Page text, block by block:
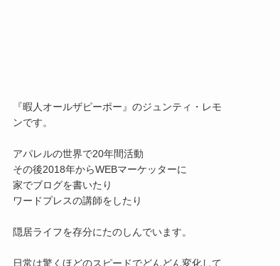
『暇人オールザピーポー』のジュンティ・レモ
ンです。
アパレルの世界で20年間活動
その後2018年からWEBマーケッターに
家でブログを書いたり
ワードプレスの講師をしたり
隠居ライフを存分にたのしんでいます。
日常は驚くほどのスピードでどんどん変化して